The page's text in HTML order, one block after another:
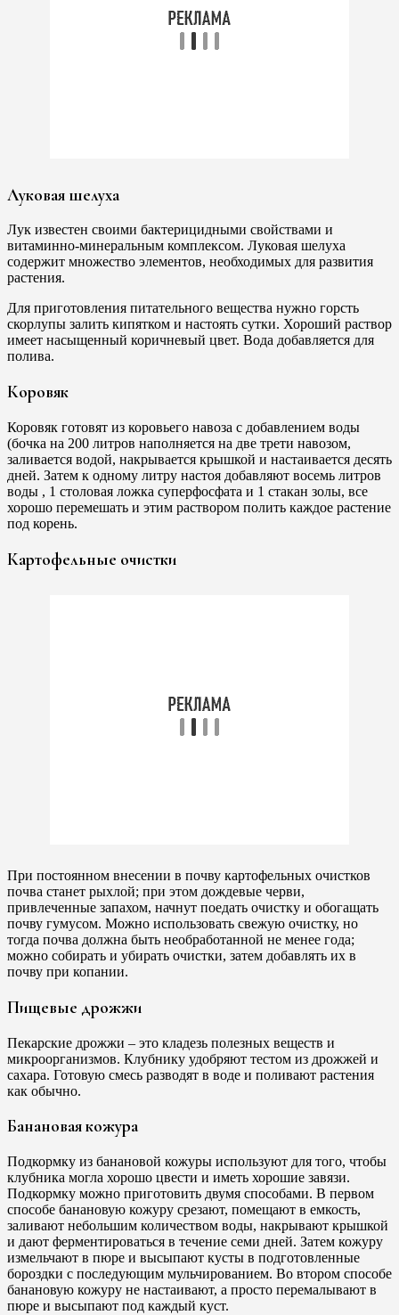
Луковая шелуха
Лук известен своими бактерицидными свойствами и
витаминно-минеральным комплексом. Луковая шелуха
содержит множество элементов, необходимых для развития
растения.
Для приготовления питательного вещества нужно горсть
скорлупы залить кипятком и настоять сутки. Хороший раствор
имеет насыщенный коричневый цвет. Вода добавляется для
полива.
Коровяк
Коровяк готовят из коровьего навоза с добавлением воды
(бочка на 200 литров наполняется на две трети навозом,
заливается водой, накрывается крышкой и настаивается десять
дней. Затем к одному литру настоя добавляют восемь литров
воды , 1 столовая ложка суперфосфата и 1 стакан золы, все
хорошо перемешать и этим раствором полить каждое растение
под корень.
Картофельные очистки
При постоянном внесении в почву картофельных очистков
почва станет рыхлой; при этом дождевые черви,
привлеченные запахом, начнут поедать очистку и обогащать
почву гумусом. Можно использовать свежую очистку, но
тогда почва должна быть необработанной не менее года;
можно собирать и убирать очистки, затем добавлять их в
почву при копании.
Пищевые дрожжи
Пекарские дрожжи – это кладезь полезных веществ и
микроорганизмов. Клубнику удобряют тестом из дрожжей и
сахара. Готовую смесь разводят в воде и поливают растения
как обычно.
Банановая кожура
Подкормку из банановой кожуры используют для того, чтобы
клубника могла хорошо цвести и иметь хорошие завязи.
Подкормку можно приготовить двумя способами. В первом
способе банановую кожуру срезают, помещают в емкость,
заливают небольшим количеством воды, накрывают крышкой
и дают ферментироваться в течение семи дней. Затем кожуру
измельчают в пюре и высыпают кусты в подготовленные
бороздки с последующим мульчированием. Во втором способе
банановую кожуру не настаивают, а просто перемалывают в
пюре и высыпают под каждый куст.